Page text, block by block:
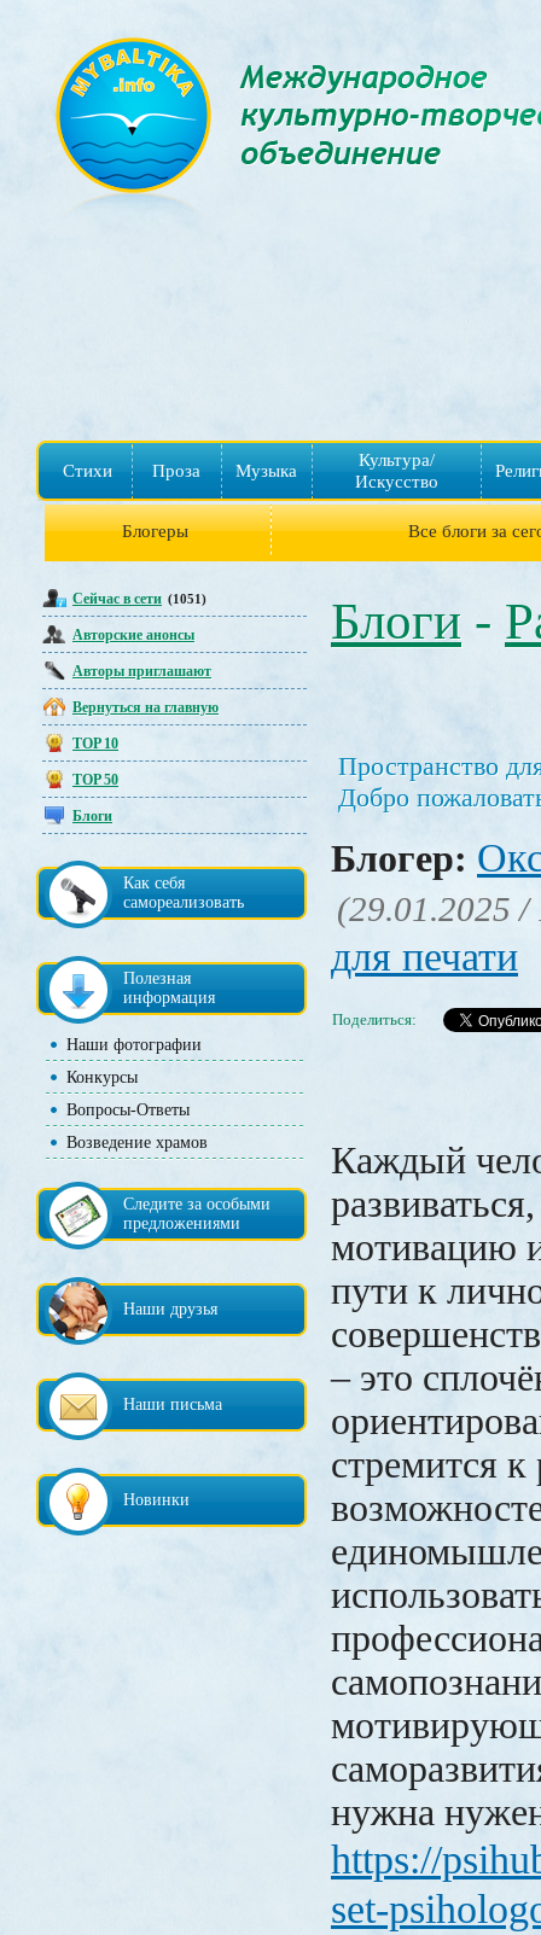
Стихи Проза Музыка
Культура/
Искусство
Блогеры Все блоги за
Сейчас в сети (1051)
Авторские анонсы
Авторы приглашают
Вернуться на главную
TOP 10
TOP 50
Блоги
Как себя
самореализовать
Полезная
информация
Наши фотографии
Конкурсы
Вопросы-Ответы
Возведение храмов
Следите за особыми
предложениями
Наши друзья
Наши письма
Новинки
Блоги -
Пространство
Добро
Блогер:
(29.01.2025 /
для печати
Поделиться:
Каждый
мотивацию
пути к
– это
стремится
нужна
https://
set-